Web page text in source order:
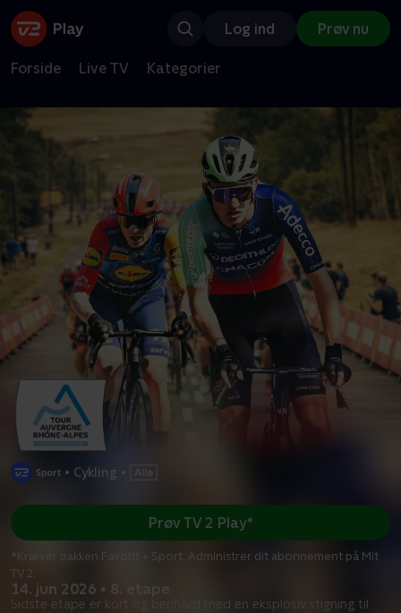
Log ind Prøv nu
Forside Live TV Kategorier
• Cykling •
14. jun 2026 • 8. etape
Sidste etape er kort og benhård med en eksplosiv stigning til
Prøv TV 2 Play*
*Kræver pakken Favorit + Sport. Administrer dit abonnement på Mit
TV 2.